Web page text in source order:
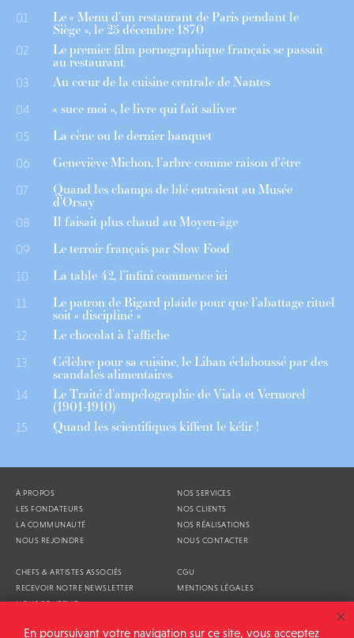
01 Le « Menu d’un restaurant de Paris pendant le
Siège », le 25 décembre 1870
02 Le premier film pornographique français se passait
au restaurant
03 Au cœur de la cuisine centrale de Nantes
04 « suce moi », le livre qui fait saliver
05 La cène ou le dernier banquet
06 Geneviève Michon, l’arbre comme raison d’être
07 Quand les champs de blé entraient au Musée
d’Orsay
08 Il faisait plus chaud au Moyen-âge
09 Le terroir français par Slow Food
10 La table 42, l’infini commence ici
11 Le patron de Bigard plaide pour que l’abattage rituel
soit « discipliné »
12 Le chocolat à l’affiche
13 Célèbre pour sa cuisine, le Liban éclaboussé par des
scandales alimentaires
14 Le Traité d’ampélographie de Viala et Vermorel
(1901-1910)
15 Quand les scientifiques kiffent le kéfir !
À PROPOS
LES FONDATEURS
LA COMMUNAUTÉ
NOUS REJOINDRE
NOS SERVICES
NOS CLIENTS
NOS RÉALISATIONS
NOUS CONTACTER
CHEFS & ARTISTES ASSOCIÉS
RECEVOIR NOTRE NEWSLETTER
NOUS SOUTENIR
CGU
MENTIONS LÉGALES
En poursuivant votre navigation sur ce site, vous acceptez